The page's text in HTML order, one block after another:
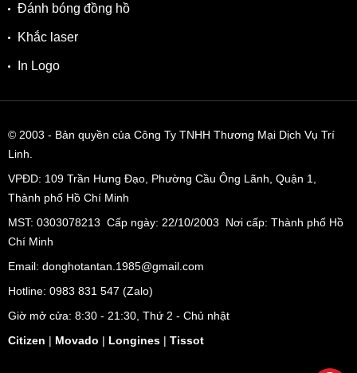
Đánh bóng đồng hồ
Khắc laser
In Logo
© 2003 - Bản quyền của Công Ty TNHH Thương Mại Dịch Vụ Trí
Linh.
VPĐD: 109 Trần Hưng Đạo, Phường Cầu Ông Lãnh, Quận 1,
Thành phố Hồ Chí Minh
MST: 0303078213 Cấp ngày: 22/10/2003 Nơi cấp: Thành phố Hồ
Chí Minh
Email: donghotantan.1985@gmail.com
Hotline: 0983 831 547 (Zalo)
Giờ mở cửa: 8:30 - 21:30, Thứ 2 - Chủ nhật
Citizen | Movado | Longines | Tissot